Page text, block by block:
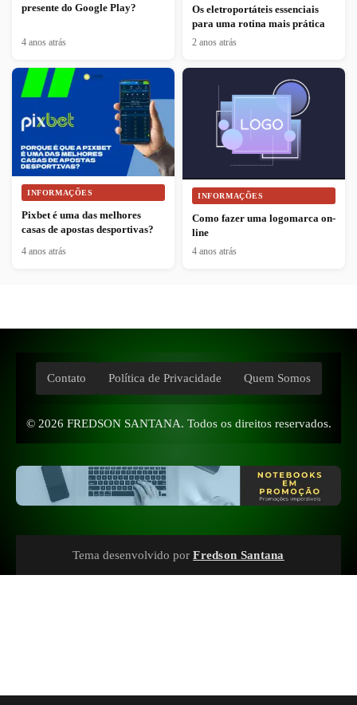
presente do Google Play?
4 anos atrás
Os eletroportáteis essenciais
para uma rotina mais prática
2 anos atrás
INFORMAÇÕES
Pixbet é uma das melhores
casas de apostas desportivas?
4 anos atrás
INFORMAÇÕES
Como fazer uma logomarca on-
line
4 anos atrás
Contato Política de Privacidade Quem Somos
© 2026 FREDSON SANTANA. Todos os direitos reservados.
Tema desenvolvido por Fredson Santana